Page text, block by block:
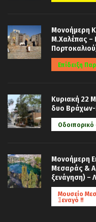
Μονοήμερη
Μ.Χαλέπας –
Επίδειξη
Κυριακή 22
δυο
Οδοιπορικό
Μονοήμερη
Μεσαράς &
ξενάγηση) –
Μουσείο
Ξεναγό !!